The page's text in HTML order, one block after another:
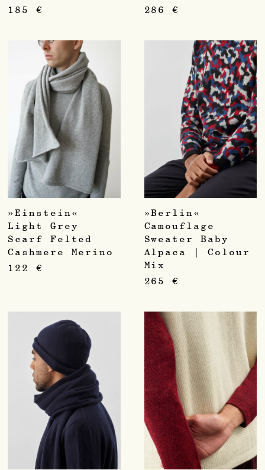
185 €
286€
»Einstein«
Light Grey
Scarf Felted
Cashmere Merino
122 €
»Berlin«
Camouflage
Sweater Baby
Alpaca | Colour
Mix
265€